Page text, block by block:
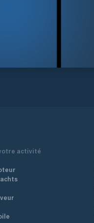
activité